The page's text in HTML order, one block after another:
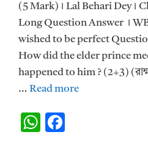
(5 Mark)। Lal Behari Dey।
Long Question Answer ।
wished to be perfect
How did the elder prince
happened to him ? (2+3)
… Read more
W